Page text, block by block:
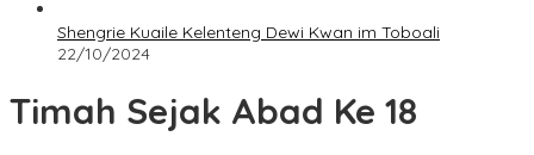
Shengrie Kuaile Kelenteng Dewi Kwan im Toboali
22/10/2024
Timah Sejak Abad Ke 18